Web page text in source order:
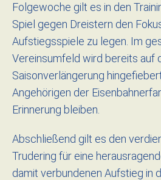
Folgewoche gilt es in den
Spiel gegen Dreistern den
Aufstiegsspiele zu legen. Im
Vereinsumfeld wird bereits auf
Saisonverlängerung
Angehörigen der
Erinnerung bleiben.
Abschließend gilt es den
Trudering für eine
damit verbundenen Aufstieg in